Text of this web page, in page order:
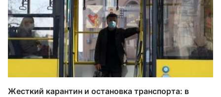
Жесткий карантин и остановка транспорта: в